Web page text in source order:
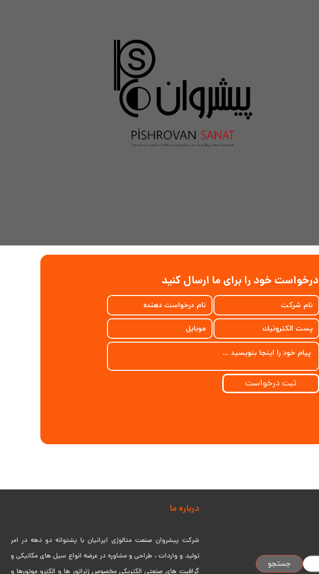
ثبت درخواست
درخواست خود را برای ما ارسال کنید
درباره ما
شرکت پیشروان صنعت متالوژی ایرانیان با پشتوانه دو دهه در امر
تولید و واردات ، طراحی و مشاوره در عرضه انواع سیل های مکانیکی و
گرافیت های صنعتی الکتریکی مخصوص ژنراتور ها و الکترو موتورها و
جستجو